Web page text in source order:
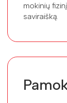
mokinių
saviraišką.